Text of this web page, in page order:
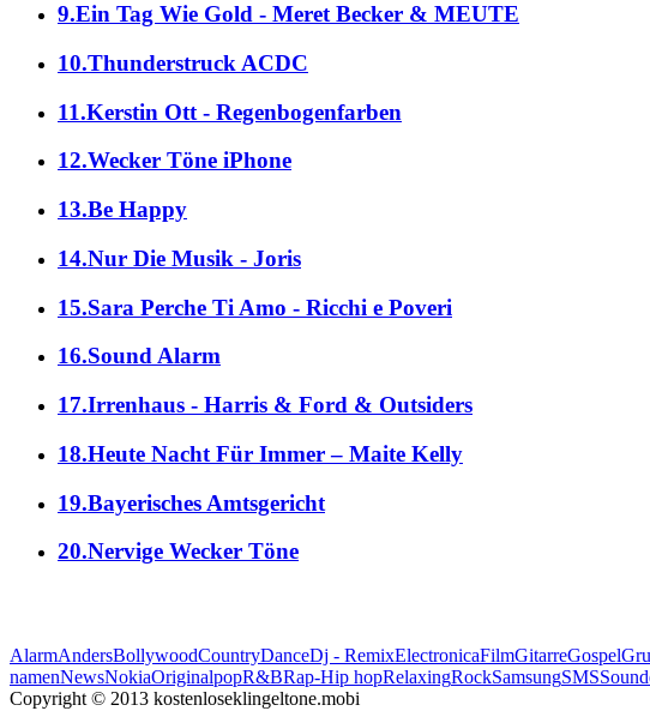
9.Ein Tag Wie Gold - Meret Becker & MEUTE
10.Thunderstruck ACDC
11.Kerstin Ott - Regenbogenfarben
12.Wecker Töne iPhone
13.Be Happy
14.Nur Die Musik - Joris
15.Sara Perche Ti Amo - Ricchi e Poveri
16.Sound Alarm
17.Irrenhaus - Harris & Ford & Outsiders
18.Heute Nacht Für Immer – Maite Kelly
19.Bayerisches Amtsgericht
20.Nervige Wecker Töne
AlarmAndersBollywoodCountryDanceDj - RemixElectronicaFilmGitarreGospel
namenNewsNokiaOriginalpopR&BRap-Hip hopRelaxingRockSamsungSMS
Copyright © 2013 kostenloseklingeltone.mobi